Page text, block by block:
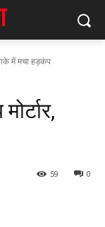
में मचा हड़कंप
0
59